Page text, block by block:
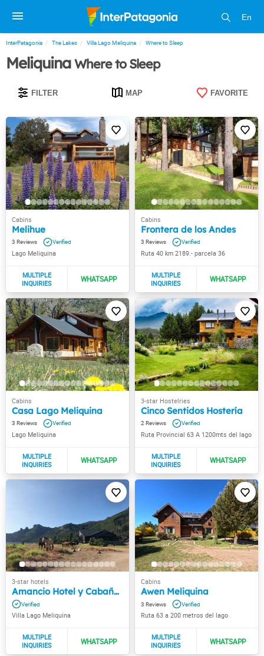
En
InterPatagonia The Lakes Villa Lago Meliquina Where to Sleep
MeliquinaWhere to Sleep
FILTER MAP FAVORITE
Melihue
3
Lago Meliquina
Frontera de los Andes
3
Ruta 40 km 2189.- parcela 36
Casa Lago Meliquina
3
Lago Meliquina
Cinco Sentidos Hostería
2
Ruta Provincial 63 A 1200mts del lago
Amancio Hotel y Cabañas
Villa Lago Meliquina
Awen Meliquina
3
Ruta 63 a 200 metros del lago